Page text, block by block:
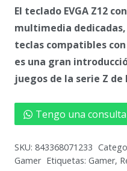
El teclado EVGA Z12
multimedia
teclas compatibles
es una gran
juegos de la serie Z de
Tengo una
SKU: 843368071233
Gamer Etiquetas: Gamer,